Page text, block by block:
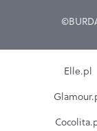
Elle.pl